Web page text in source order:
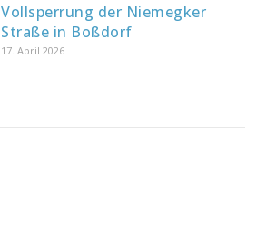
Vollsperrung der Niemegker
Straße in Boßdorf
17. April 2026